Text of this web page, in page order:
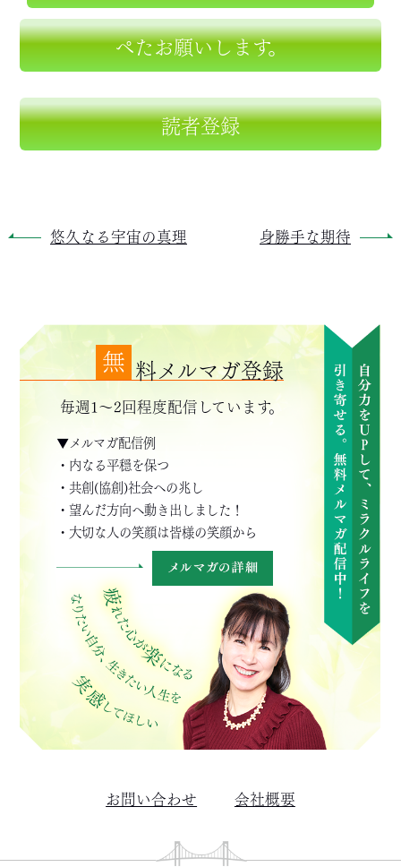
ぺたお願いします。
読者登録
悠久なる宇宙の真理 身勝手な期待
無 料メルマガ登録
毎週1～2回程度配信しています。
▼メルマガ配信例
・内なる平穏を保つ
・共創(協創)社会への兆し
・望んだ方向へ動き出しました！
・大切な人の笑顔は皆様の笑顔から
お問い合わせ 会社概要